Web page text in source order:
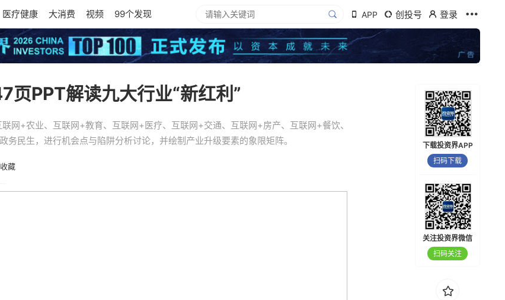
医疗健康 大消费 视频 99个发现 APP 创投号 登录
页PPT解读九大行业“新红利”
网+农业、互联网+教育、互联网+医疗、互联网+交通、互联网+房产、互联网+餐饮、
民生，进行机会点与陷阱分析讨论，并绘制产业升级要素的象限矩阵。
收藏
下载投资界APP
扫码下载
关注投资界微信
扫码关注